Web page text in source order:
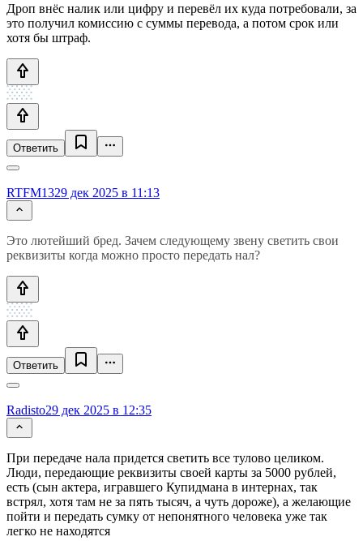
Дроп внёс налик или цифру и перевёл их куда потребовали, за
это получил комиссию с суммы перевода, а потом срок или
хотя бы штраф.
Ответить
RTFM1329 дек 2025 в 11:13
Это лютейший бред. Зачем следующему звену светить свои
реквизиты когда можно просто передать нал?
Ответить
Radisto29 дек 2025 в 12:35
При передаче нала придется светить все тулово целиком.
Люди, передающие реквизиты своей карты за 5000 рублей,
есть (сын актера, игравшего Купидмана в интернах, так
встрял, хотя там не за пять тысяч, а чуть дороже), а желающие
пойти и передать сумку от непонятного человека уже так
легко не находятся